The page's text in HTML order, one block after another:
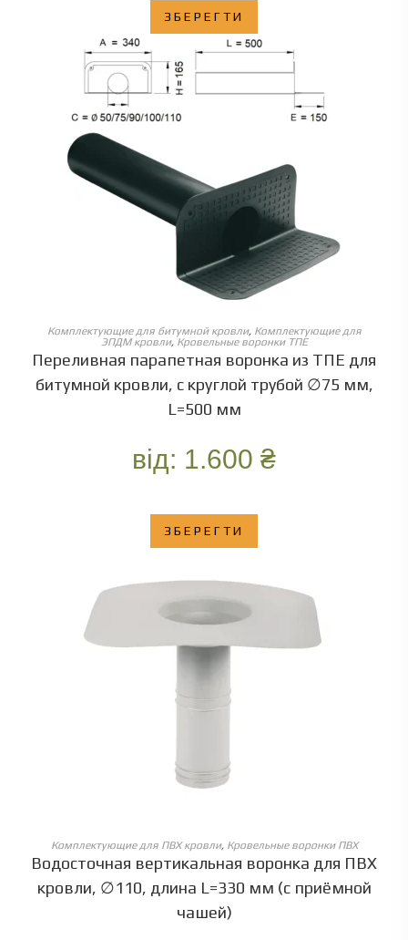
ЗБЕРЕГТИ
ОБЕРІТЬ ОПЦІЇ
Комплектующие для битумной кровли, Комплектующие для
ЭПДМ кровли, Кровельные воронки ТПЕ
Переливная парапетная воронка из ТПЕ для
битумной кровли, с круглой трубой ∅75 мм,
L=500 мм
від: 1.600 ₴
ЗБЕРЕГТИ
ОБЕРІТЬ ОПЦІЇ
Комплектующие для ПВХ кровли, Кровельные воронки ПВХ
Водосточная вертикальная воронка для ПВХ
кровли, ∅110, длина L=330 мм (с приёмной
чашей)